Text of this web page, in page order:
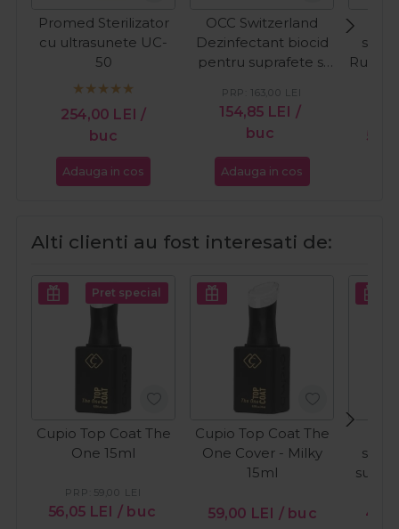
Promed Sterilizator
cu ultrasunete UC-
50
254,00 LEI /
buc
Adauga in cos
OCC Switzerland
Dezinfectant biocid
pentru suprafete si
Isorapid Spray
2000ml
154,85 LEI /
buc
PRP: 163,00 LEI
Adauga in cos
Alti clienti au fost interesati de:
Pret special
Cupio Top Coat The
One 15ml
56,05 LEI / buc
PRP: 59,00 LEI
Cupio Top Coat The
One Cover - Milky
15ml
59,00 LEI / buc